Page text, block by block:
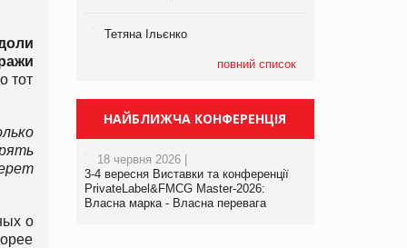
тот
о
Тетяна Ільєнко
повний список
НАЙБЛИЖЧА КОНФЕРЕНЦІЯ
18 червня 2026 |
3-4 вересня Виставки та конференції
PrivateLabel&FMCG Master-2026:
Власна марка - Власна перевага